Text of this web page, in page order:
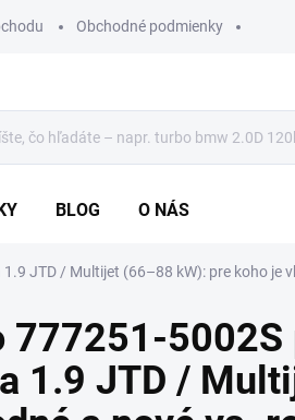
Obchodné podmienky
BLOG O NÁS
JTD / Multijet (66–88 kW): pre koho je
777251-
1.9 JTD /